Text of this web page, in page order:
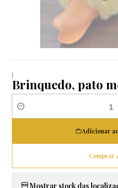
|
Brinquedo, pato
Quantidade
Adicionar
Comprar
Mostrar stock das